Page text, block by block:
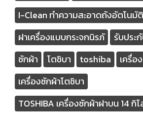
I-Clean ทำความสะอาดถังอัตโนมัติ
ฝาเครื่องแบบกระจกนิรภั
รับประ
ซักผ้า
โตชิบา toshiba
เครื่อ
เครื่องซักผ้าโตชิบา
TOSHIBA เครื่องซักผ้าฝาบน 14 กิ